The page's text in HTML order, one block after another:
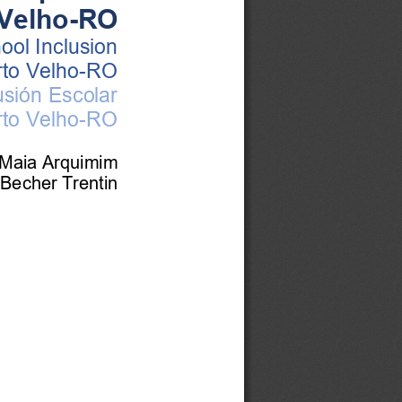
-RO
Inclusion
Velho-RO
Escolar
Velho-RO
Arquimim
Trentin